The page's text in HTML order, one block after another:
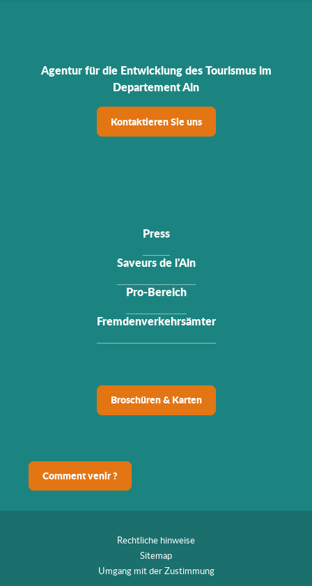
Agentur für die Entwicklung des Tourismus im
Departement Ain
Kontaktieren Sie uns
Press
Saveurs de l'Ain
Pro-Bereich
Fremdenverkehrsämter
Broschüren & Karten
Comment venir ?
Rechtliche hinweise
Sitemap
Umgang mit der Zustimmung